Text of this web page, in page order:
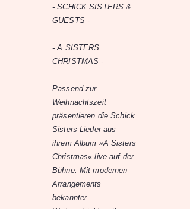
- SCHICK SISTERS &
GUESTS -
- A SISTERS
CHRISTMAS -
Passend zur
Weihnachtszeit
präsentieren die Schick
Sisters Lieder aus
ihrem Album »A Sisters
Christmas« live auf der
Bühne. Mit modernen
Arrangements
bekannter